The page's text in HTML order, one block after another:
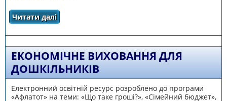
Читати даліпро Посібник «Дітям про хліб»
ЕКОНОМІЧНЕ ВИХОВАННЯ ДЛЯ
ДОШКІЛЬНИКІВ
Електронний освітній ресурс розроблено до програми
«Афлатот» на теми: «Що таке гроші?», «Сімейний бюджет»,